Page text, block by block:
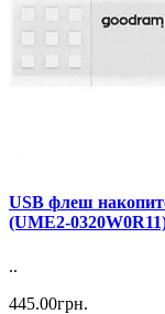
USB флеш
(UME2-
..
445.00грн.